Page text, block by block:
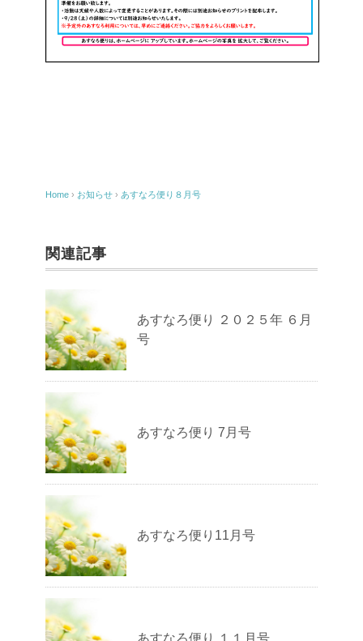
Home › お知らせ › あすなろ便り８月号
関連記事
あすなろ便り ２０２５年 ６月
号
あすなろ便り 7月号
あすなろ便り11月号
あすなろ便り １１月号